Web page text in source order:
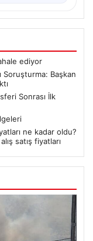
ediyor
Soruşturma: Başkan
Sonrası İlk
ne kadar oldu?
satış fiyatları